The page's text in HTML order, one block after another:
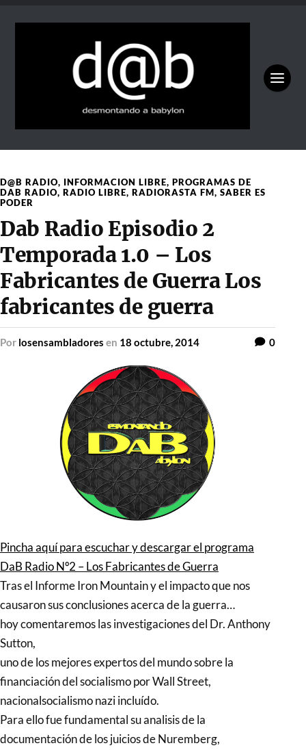
D@B RADIO, INFORMACION LIBRE, PROGRAMAS DE
DAB RADIO, RADIO LIBRE, RADIORASTA FM, SABER ES
PODER
Dab Radio Episodio 2
Temporada 1.0 – Los
Fabricantes de Guerra Los
fabricantes de guerra
por losensambladores en 18 octubre, 2014 0
Pincha aquí para escuchar y descargar el programa
DaB Radio Nº2 – Los Fabricantes de Guerra
Tras el Informe Iron Mountain y el impacto que nos
causaron sus conclusiones acerca de la guerra…
hoy comentaremos las investigaciones del Dr. Anthony
Sutton,
uno de los mejores expertos del mundo sobre la
financiación del socialismo por Wall Street,
nacionalsocialismo nazi incluído.
Para ello fue fundamental su analisis de la
documentación de los juicios de Nuremberg,